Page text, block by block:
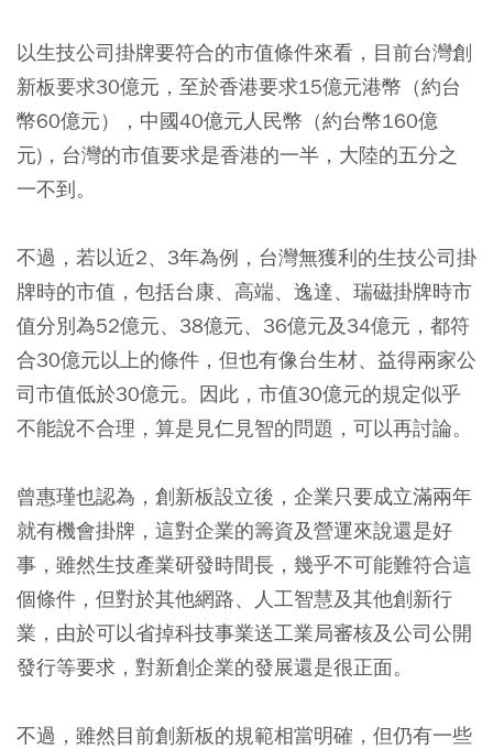
以生技公司掛牌要符合的市值條件來看，目前台灣創
新板要求30億元，至於香港要求15億元港幣（約台
幣60億元），中國40億元人民幣（約台幣160億
元)，台灣的市值要求是香港的一半，大陸的五分之
一不到。
不過，若以近2、3年為例，台灣無獲利的生技公司掛
牌時的市值，包括台康、高端、逸達、瑞磁掛牌時市
值分別為52億元、38億元、36億元及34億元，都符
合30億元以上的條件，但也有像台生材、益得兩家公
司市值低於30億元。因此，市值30億元的規定似乎
不能說不合理，算是見仁見智的問題，可以再討論。
曾惠瑾也認為，創新板設立後，企業只要成立滿兩年
就有機會掛牌，這對企業的籌資及營運來說還是好
事，雖然生技產業研發時間長，幾乎不可能難符合這
個條件，但對於其他網路、人工智慧及其他創新行
業，由於可以省掉科技事業送工業局審核及公司公開
發行等要求，對新創企業的發展還是很正面。
不過，雖然目前創新板的規範相當明確，但仍有一些